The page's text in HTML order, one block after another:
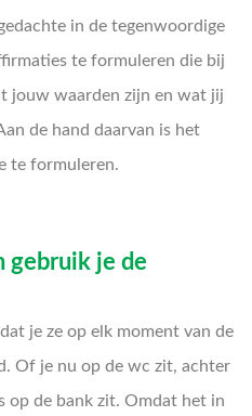
in de tegenwoordige
te formuleren die bij
jouw waarden zijn en wat jij
de hand daarvan is het
te formuleren.
gebruik je de
je ze op elk moment van de
Of je nu op de wc zit, achter
op de bank zit. Omdat het in